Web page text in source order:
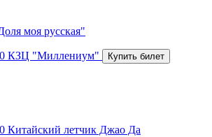
моя русская"
КЗЦ "Миллениум"
Китайский летчик Джао Да